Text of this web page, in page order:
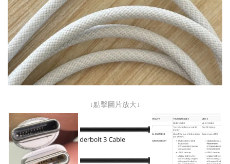
↓點擊圖片放大↓